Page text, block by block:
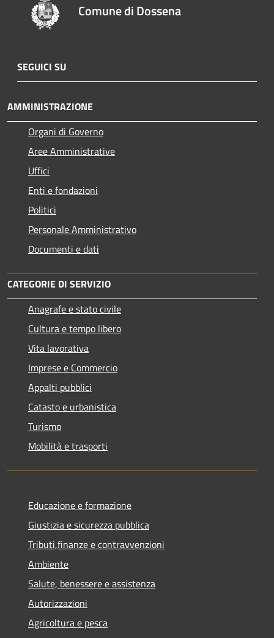
Comune di Dossena
SEGUICI SU
AMMINISTRAZIONE
Organi di Governo
Aree Amministrative
Uffici
Enti e fondazioni
Politici
Personale Amministrativo
Documenti e dati
CATEGORIE DI SERVIZIO
Anagrafe e stato civile
Cultura e tempo libero
Vita lavorativa
Imprese e Commercio
Appalti pubblici
Catasto e urbanistica
Turismo
Mobilità e trasporti
Educazione e formazione
Giustizia e sicurezza pubblica
Tributi,finanze e contravvenzioni
Ambiente
Salute, benessere e assistenza
Autorizzazioni
Agricoltura e pesca